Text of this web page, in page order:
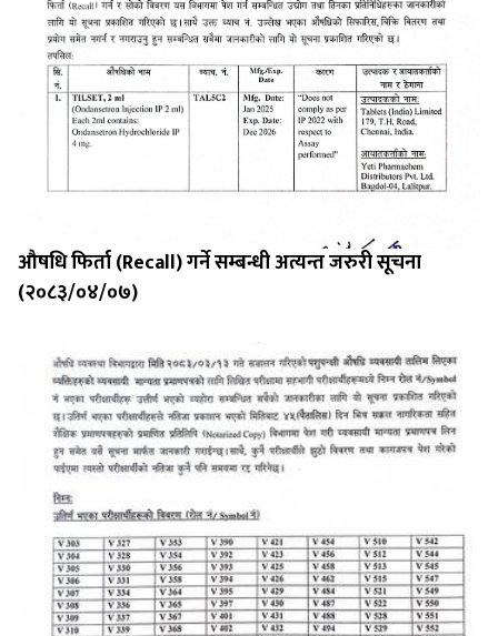
औषधि फिर्ता (Recall) गर्ने सम्बन्धी अत्यन्त जरुरी सूचना
(२०८३/०४/०७)